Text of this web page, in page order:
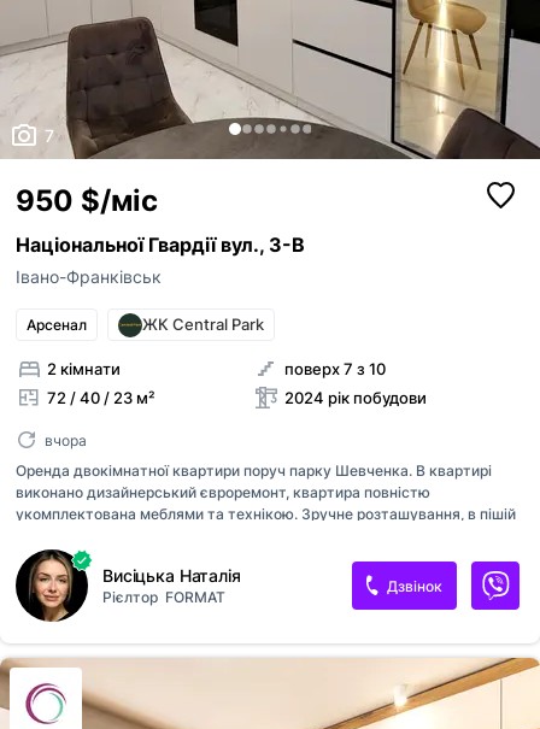
7
950 $/міс
Національної Гвардії вул., 3-В
Івано-Франківськ
Арсенал ЖК Central Park
2 кімнати
72 / 40 / 23 м²
поверх 7 з 10
2024 рік побудови
вчора
Оренда двокімнатної квартири поруч парку Шевченка. В квартирі
виконано дизайнерський євроремонт, квартира повністю
укомплектована меблями та технікою. Зручне розташування, в пішій
Висіцька Наталія
Рієлтор FORMAT
Дзвінок
Оголошення неактуальне
Неправильні фото
Неправильне відео
Прикріпити файл
ким із рієлторів вашого агентства їх закріпити.
Зареєструйте рієлторів АН на RIELTOR.UA
, та
привʼяжіть їхні акаунти до акаунту АН, щоб:
бачити сукупну статистику та витрати
оголошенням ваших рієлторів,
поповнювати баланс вашим рієлторам,
оголошення рієлторів були брендовані